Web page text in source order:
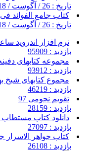
تاریخ : 26 / آگوست / 2018
کتاب جامع الفوائد
تاریخ : 26 / آگوست / 2018
نرم افزار اندروید
بازدید : 95909
مجموعه کتابهای
بازدید : 93912
مجموع کتابهای شیخ
بازدید : 46219
تقویم نجومی 97
بازدید : 28159
دانلود کتاب
بازدید : 27097
کتاب جواهر الاسرار
بازدید : 26108